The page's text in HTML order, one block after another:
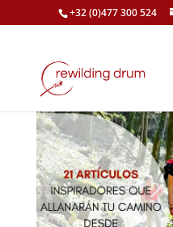
+32 (0)477 300 524